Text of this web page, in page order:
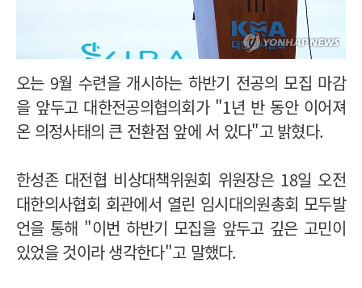
오는 9월 수련을 개시하는 하반기 전공의 모집 마감
을 앞두고 대한전공의협의회가 "1년 반 동안 이어져
온 의정사태의 큰 전환점 앞에 서 있다"고 밝혔다.
한성존 대전협 비상대책위원회 위원장은 18일 오전
대한의사협회 회관에서 열린 임시대의원총회 모두발
언을 통해 "이번 하반기 모집을 앞두고 깊은 고민이
있었을 것이라 생각한다"고 말했다.